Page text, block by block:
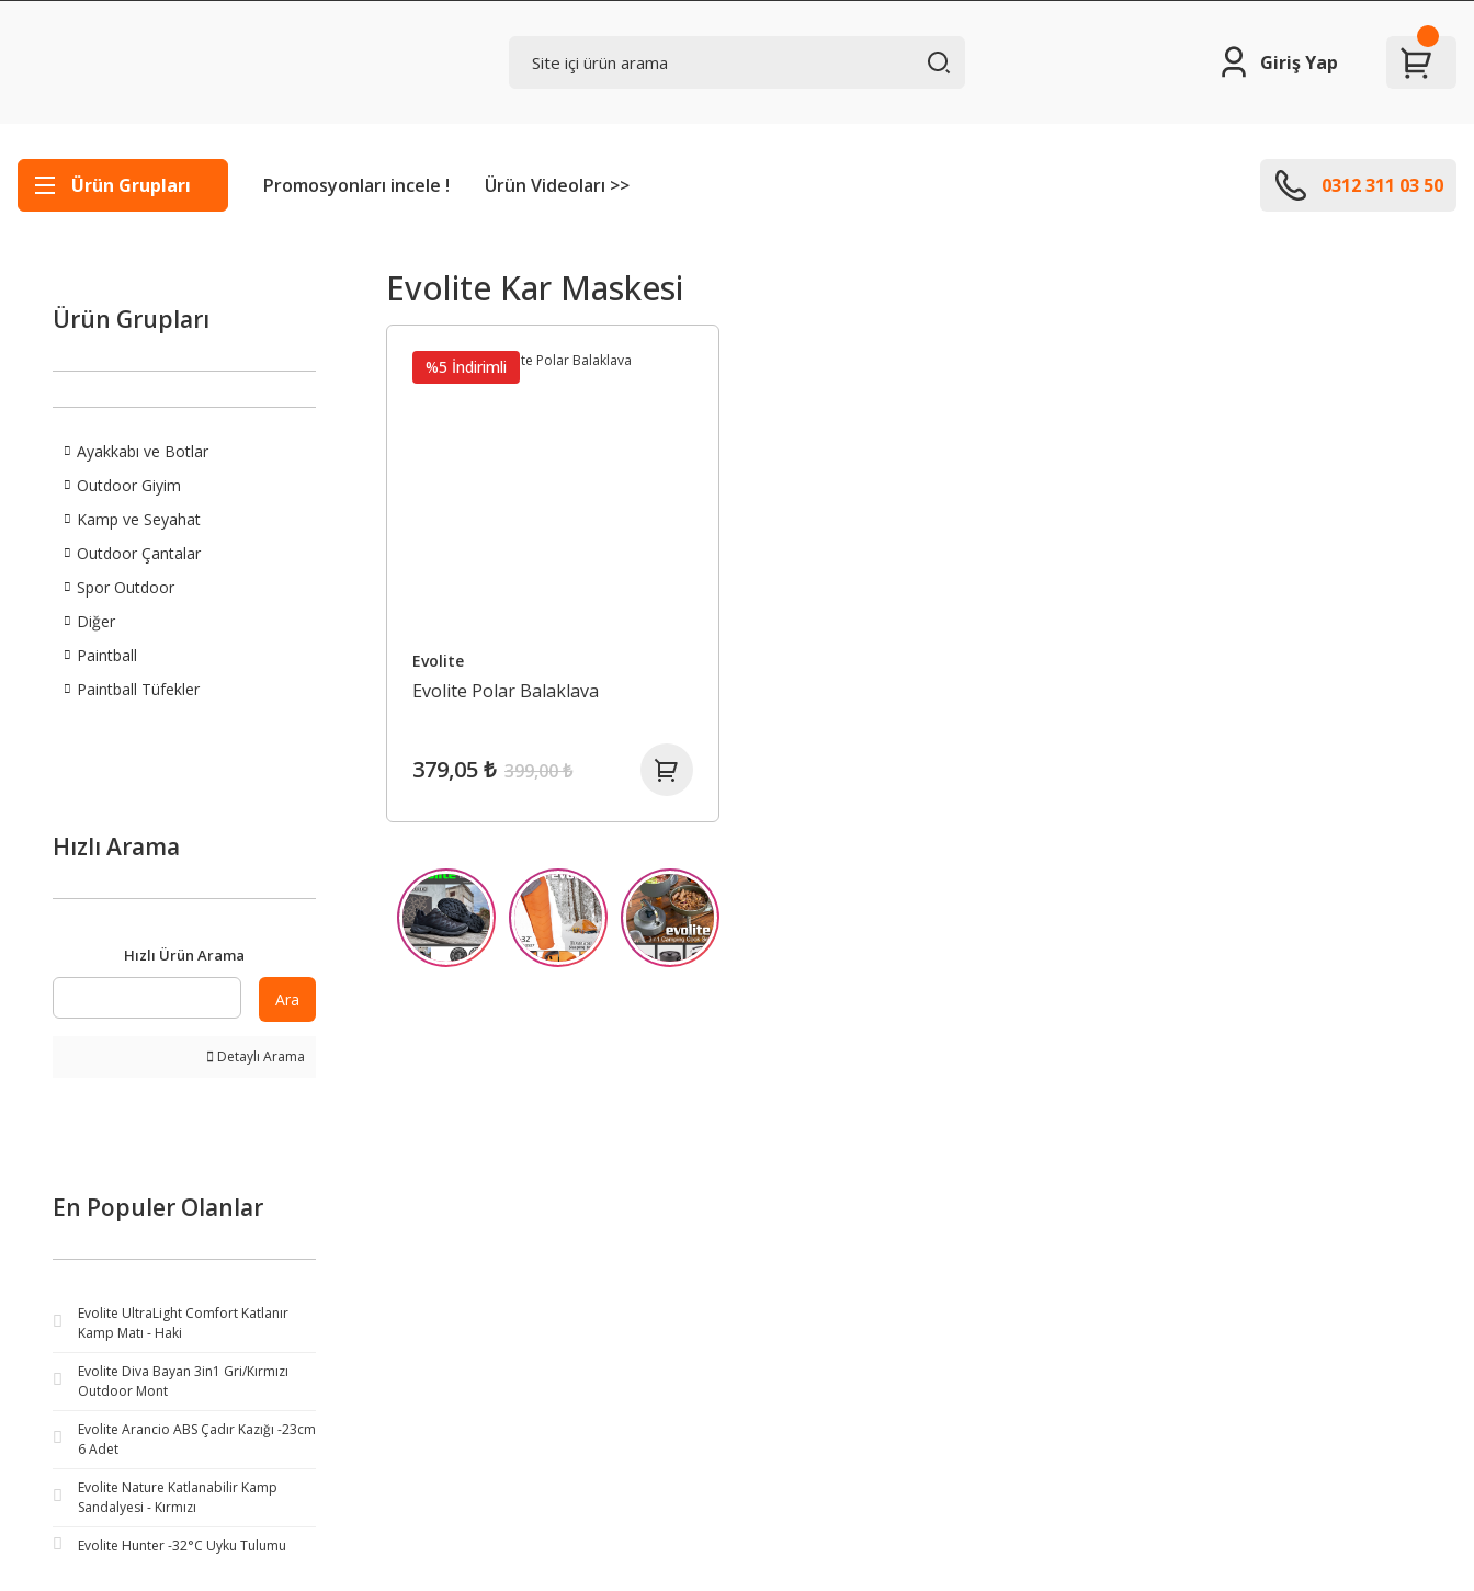
Giriş Yap
Ürün Grupları Promosyonları incele ! Ürün Videoları >> 0312 311 03 50
Ürün Grupları
Ayakkabı ve Botlar
Outdoor Giyim
Kamp ve Seyahat
Outdoor Çantalar
Spor Outdoor
Diğer
Paintball
Paintball Tüfekler
Hızlı Arama
Hızlı Ürün Arama
Ara
Detaylı Arama
En Populer Olanlar
Evolite UltraLight Comfort Katlanır
Kamp Matı - Haki
Evolite Diva Bayan 3in1 Gri/Kırmızı
Outdoor Mont
Evolite Arancio ABS Çadır Kazığı -23cm
6 Adet
Evolite Nature Katlanabilir Kamp
Sandalyesi - Kırmızı
Evolite Hunter -32°C Uyku Tulumu
Evolite Kar Maskesi
%5 İndirimli
Evolite
Evolite Polar Balaklava
379,05 ₺ 399,00 ₺